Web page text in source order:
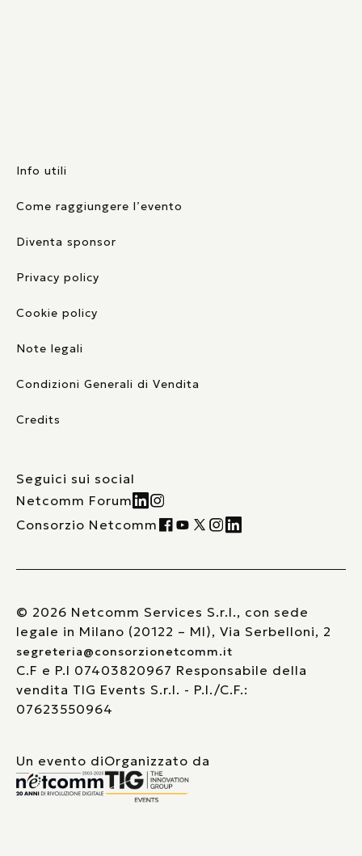
Info utili
Come raggiungere l’evento
Diventa sponsor
Privacy policy
Cookie policy
Note legali
Condizioni Generali di Vendita
Credits
Seguici sui social
Netcomm Forum
Consorzio Netcomm
© 2026 Netcomm Services S.r.l., con sede
legale in Milano (20122 – MI), Via Serbelloni, 2
segreteria@consorzionetcomm.it
C.F e P.I 07403820967 Responsabile della
vendita TIG Events S.r.l. - P.I./C.F.:
07623550964
Un evento diOrganizzato da